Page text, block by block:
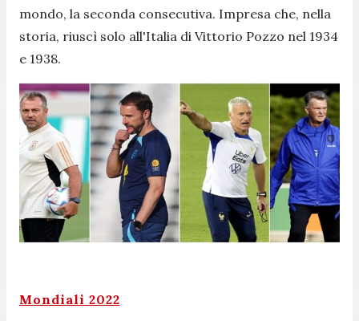
mondo, la seconda consecutiva. Impresa che, nella
storia, riuscì solo all'Italia di Vittorio Pozzo nel 1934
e 1938.
Mondiali 2022